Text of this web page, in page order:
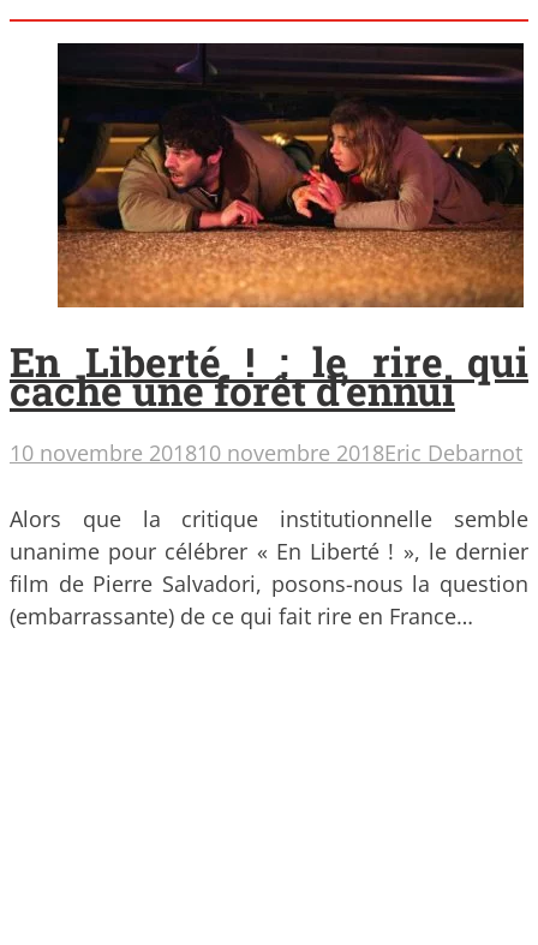
En Liberté ! : le rire qui
cache une forêt d’ennui
10 novembre 201810 novembre 2018Eric Debarnot
Alors que la critique institutionnelle semble
unanime pour célébrer « En Liberté ! », le dernier
film de Pierre Salvadori, posons-nous la question
(embarrassante) de ce qui fait rire en France…